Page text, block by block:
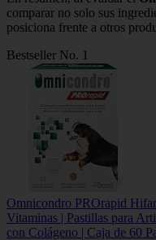
comparar no solo sus
posiciona frente a otros
Bestseller No. 1
Omnicondro PROrapid
Vitaminas | Pastillas para
con Colágeno | Caja de 60